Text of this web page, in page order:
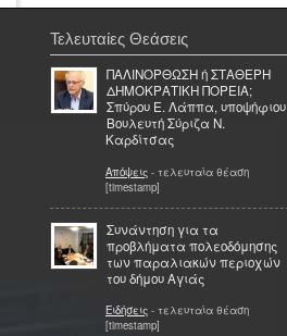
Τελευταίες Θεάσεις
ΠΑΛΙΝΟΡΘΩΣΗ ή ΣΤΑΘΕΡΗ
ΔΗΜΟΚΡΑΤΙΚΗ ΠΟΡΕΙΑ;
Σπύρου Ε. Λάππα, υποψήφιου
Βουλευτή Σύριζα Ν.
Καρδίτσας
Απόψεις - τελευταία θέαση
[timestamp]
Συνάντηση για τα
προβλήματα πολεοδόμησης
των παραλιακών περιοχών
του δήμου Αγιάς
Ειδήσεις - τελευταία θέαση
[timestamp]